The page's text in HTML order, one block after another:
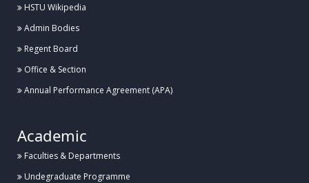
Posted: ২৭ জুলাই, হাবিপ্রবি, দিনাজপুর
Posted: ২৭ জুলাই, হাবিপ্রবি, দিনাজপুর
HSTU Wikipedia
Admin Bodies
Regent Board
Office & Section
Annual Performance Agreement (APA)
Academic
Faculties & Departments
Undegraduate Programme